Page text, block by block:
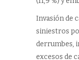
Invasión de
siniestros
derrumbes,
excesos de